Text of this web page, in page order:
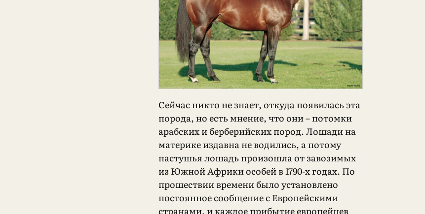
Сейчас никто не знает, откуда появилась эта
порода, но есть мнение, что они – потомки
арабских и берберийских пород. Лошади на
материке издавна не водились, а потому
пастушья лошадь произошла от завозимых
из Южной Африки особей в 1790-х годах. По
прошествии времени было установлено
постоянное сообщение с Европейскими
странами, и каждое прибытие европейцев